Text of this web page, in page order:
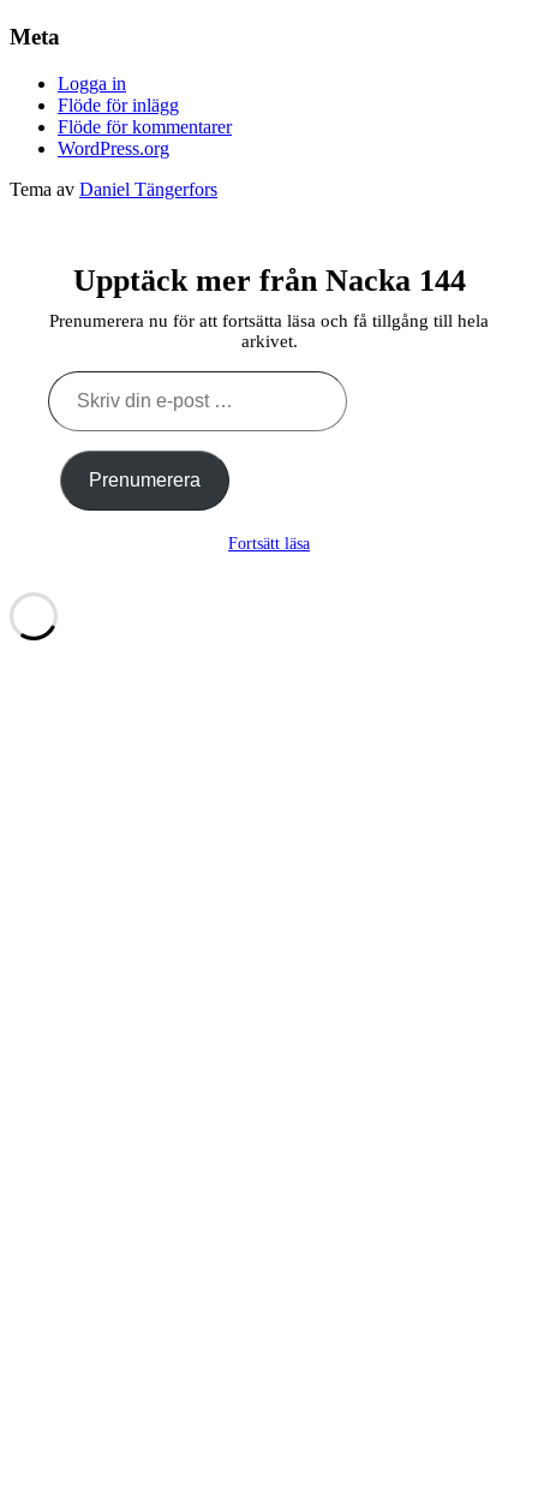
Meta
Logga in
Flöde för inlägg
Flöde för kommentarer
WordPress.org
Tema av Daniel Tängerfors
Upptäck mer från Nacka 144
Prenumerera nu för att fortsätta läsa och få tillgång till hela
arkivet.
Skriv
din
e-
…
Prenumerera
Fortsätt läsa